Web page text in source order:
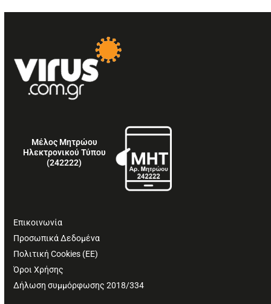
Μέλος Μητρώου
Ηλεκτρονικού Τύπου
(242222)
Επικοινωνία
Προσωπικά Δεδομένα
Πολιτική Cookies (ΕΕ)
Όροι Χρήσης
Δήλωση συμμόρφωσης 2018/334